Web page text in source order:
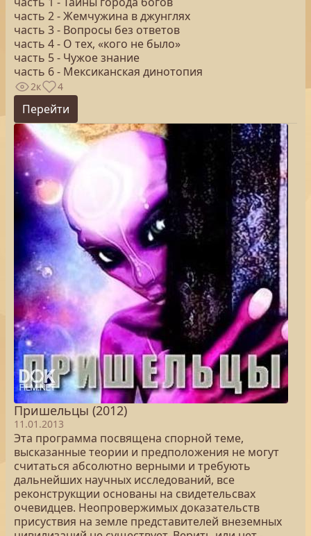
часть 2 - Жемчужина в джунглях
часть 3 - Вопросы без ответов
часть 4 - О тех, «кого не было»
часть 5 - Чужое знание
часть 6 - Мексиканская динотопия
2к 4
Перейти
Пришельцы (2012)
11.01.2013
Эта программа посвящена спорной теме,
высказанные теории и предположения не могут
считаться абсолютно верными и требують
дальнейших научных исследований, все
реконструкщии основаны на свидетельсвах
очевидцев. Неопровержимых доказательств
присуствия на земле представителей внеземных